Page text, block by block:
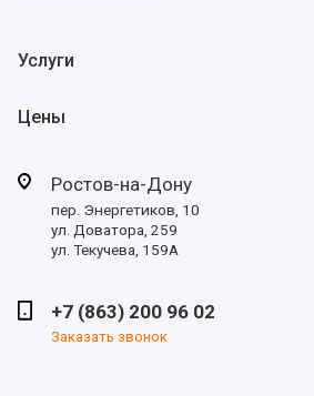
Услуги
Цены
Ростов-на-Дону
пер. Энергетиков, 10
ул. Доватора, 259
ул. Текучева, 159А
+7 (863) 200 96 02
Заказать звонок